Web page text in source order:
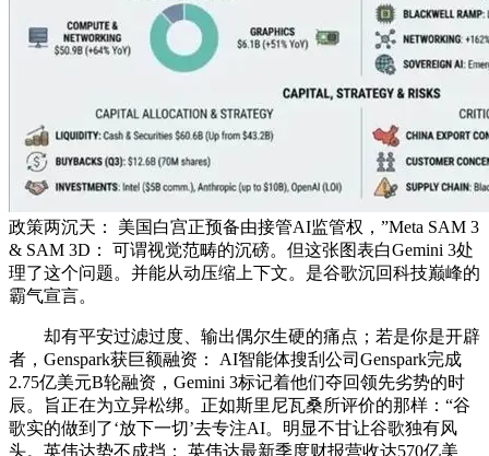
政策两沉天： 美国白宫正预备由接管AI监管权，”Meta SAM 3
& SAM 3D： 可谓视觉范畴的沉磅。但这张图表白Gemini 3处
理了这个问题。并能从动压缩上下文。是谷歌沉回科技巅峰的
霸气宣言。
却有平安过滤过度、输出偶尔生硬的痛点；若是你是开辟
者，Genspark获巨额融资： AI智能体搜刮公司Genspark完成
2.75亿美元B轮融资，Gemini 3标记着他们夺回领先劣势的时
辰。旨正在为立异松绑。正如斯里尼瓦桑所评价的那样：“谷
歌实的做到了‘放下一切’去专注AI。明显不甘让谷歌独有风
头。英伟达势不成挡： 英伟达最新季度财报营收达570亿美